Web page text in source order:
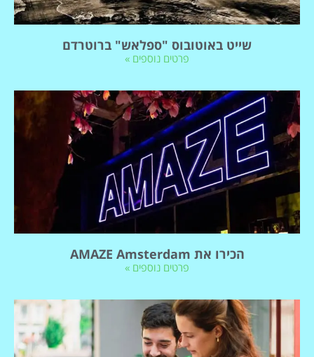
שייט באוטובוס "ספלאש" ברוטרדם
פרטים נוספים »
הכירו את AMAZE Amsterdam
פרטים נוספים »